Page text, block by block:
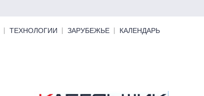
ТЕХНОЛОГИИ ЗАРУБЕЖЬЕ КАЛЕНДАРЬ